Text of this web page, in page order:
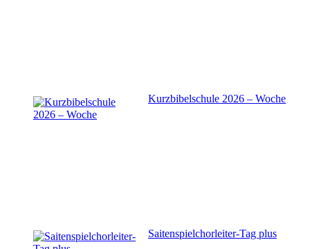
Kurzbibelschule 2026 – Woche
Saitenspielchorleiter-Tag plus